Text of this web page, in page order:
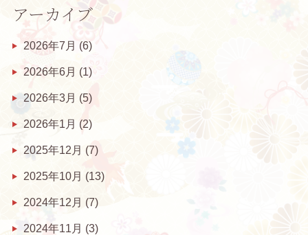
アーカイブ
2026年7月 (6)
2026年6月 (1)
2026年3月 (5)
2026年1月 (2)
2025年12月 (7)
2025年10月 (13)
2024年12月 (7)
2024年11月 (3)